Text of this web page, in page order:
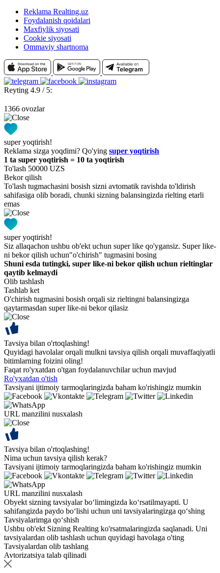
Reklama Realting.uz
Foydalanish qoidalari
Maxfiylik siyosati
Cookie siyosati
Ommaviy shartnoma
Reyting 4.9 / 5:
1366 ovozlar
super yoqtirish!
Reklama sizga yoqdimi? Qo'ying super yoqtirish
1 ta super yoqtirish = 10 ta yoqtirish
To'lash 50000 UZS
Bekor qilish
To'lash tugmachasini bosish sizni avtomatik ravishda to'ldirish
sahifasiga olib boradi, chunki sizning balansingizda rielting etarli
emas
super yoqtirish!
Siz allaqachon ushbu ob'ekt uchun super like qo'ygansiz. Super like-
ni bekor qilish uchun"o'chirish" tugmasini bosing
Shuni esda tutingki, super like-ni bekor qilish uchun rieltinglar
qaytib kelmaydi
Olib tashlash
Tashlab ket
O'chirish tugmasini bosish orqali siz rieltingni balansingizga
qaytarmasdan super like-ni bekor qilasiz
Tavsiya bilan o'rtoqlashing!
Quyidagi havolalar orqali mulkni tavsiya qilish orqali muvaffaqiyatli
bitimlarning foizini oling!
Faqat ro'yxatdan o'tgan foydalanuvchilar uchun mavjud
Ro'yxatdan o'tish
Tavsiyani ijtimoiy tarmoqlaringizda baham ko'rishingiz mumkin
URL manzilini nusxalash
Tavsiya bilan o'rtoqlashing!
Nima uchun tavsiya qilish kerak?
Tavsiyani ijtimoiy tarmoqlaringizda baham ko'rishingiz mumkin
URL manzilini nusxalash
Obyekt sizning tavsiyalar bo‘limingizda ko‘rsatilmayapti. U
sahifangizda paydo bo‘lishi uchun uni tavsiyalaringizga qo‘shing
Tavsiyalarimga qo‘shish
Ushbu ob'ekt Sizning Realting ko'rsatmalaringizda saqlanadi. Uni
tavsiyalardan olib tashlash uchun quyidagi havolaga o'ting
Tavsiyalardan olib tashlang
Avtorizatsiya talab qilinadi